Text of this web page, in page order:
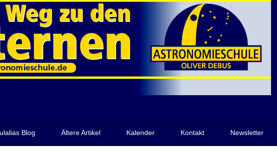
Blog Ältere Artikel Kalender Kontakt Newsletter